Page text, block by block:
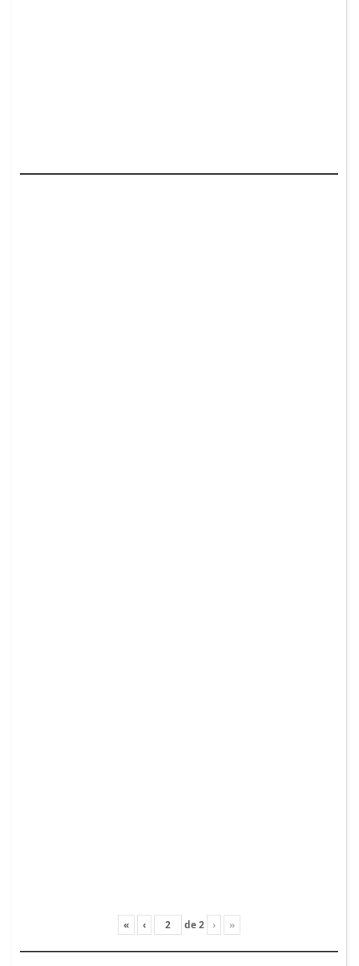
« ‹ de2 › »